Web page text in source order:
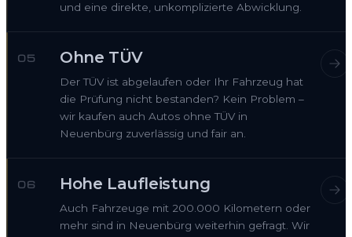
und eine direkte, unkomplizierte Abwicklung.
05 Ohne TÜV
Der TÜV ist abgelaufen oder Ihr Fahrzeug hat
die Prüfung nicht bestanden? Kein Problem –
wir kaufen auch Autos ohne TÜV in
Neuenbürg zuverlässig und fair an.
06 Hohe Laufleistung
Auch Fahrzeuge mit 200.000 Kilometern oder
mehr sind in Neuenbürg weiterhin gefragt. Wir